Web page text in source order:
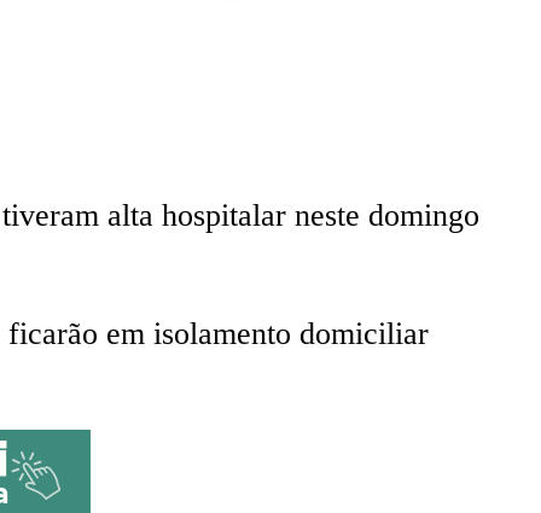
alta hospitalar neste domingo
em isolamento domiciliar